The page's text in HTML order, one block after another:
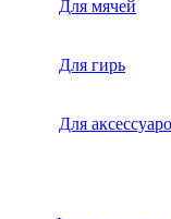
Для мячей
Для гирь
Для